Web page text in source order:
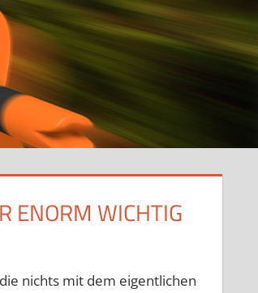
ENORM WICHTIG
nichts mit dem eigentlichen